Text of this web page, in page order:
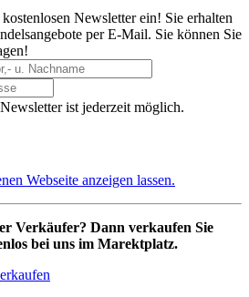
Newsletter ein! Sie erhalten
per E-Mail. Sie können Sie
ist jederzeit möglich.
Webseite anzeigen lassen.
Verkäufer? Dann verkaufen Sie
bei uns im Marektplatz.